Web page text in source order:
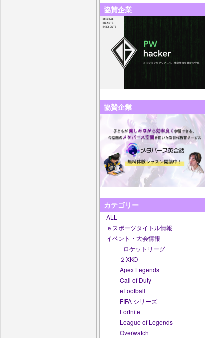
協賛企業
協賛企業
カテゴリー
ALL
ｅスポーツタイトル情報
イベント・大会情報
_ロケットリーグ
２XKO
Apex Legends
Call of Duty
eFootball
FIFA シリーズ
Fortnite
League of Legends
Overwatch